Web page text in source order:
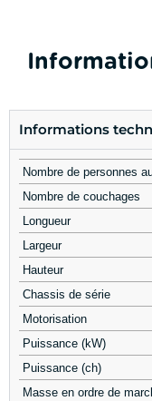
Informations
Nombre de personnes
Nombre de couchages
Longueur
Largeur
Hauteur
Chassis de série
Motorisation
Puissance (kW)
Puissance (ch)
Masse en ordre de